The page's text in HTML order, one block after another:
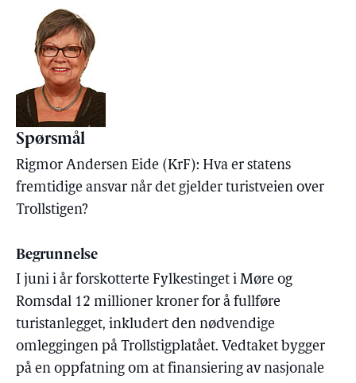
Spørsmål
Rigmor Andersen Eide (KrF): Hva er statens
fremtidige ansvar når det gjelder turistveien over
Trollstigen?
Begrunnelse
I juni i år forskotterte Fylkestinget i Møre og
Romsdal 12 millioner kroner for å fullføre
turistanlegget, inkludert den nødvendige
omleggingen på Trollstigplatået. Vedtaket bygger
på en oppfatning om at finansiering av nasjonale